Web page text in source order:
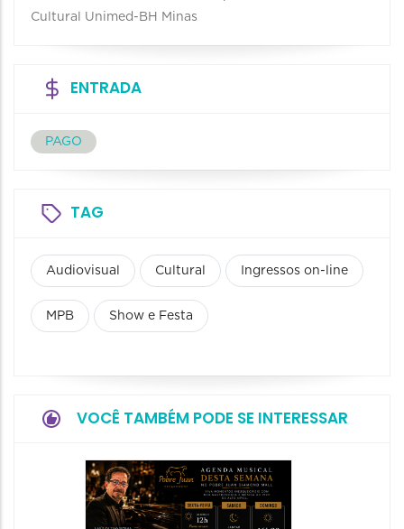
Cultural Unimed-BH Minas
ENTRADA
PAGO
TAG
Audiovisual Cultural Ingressos on-line
MPB Show e Festa
VOCÊ TAMBÉM PODE SE INTERESSAR